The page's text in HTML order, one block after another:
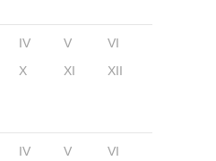
IV V
VI
X XI XII
IV V
VI